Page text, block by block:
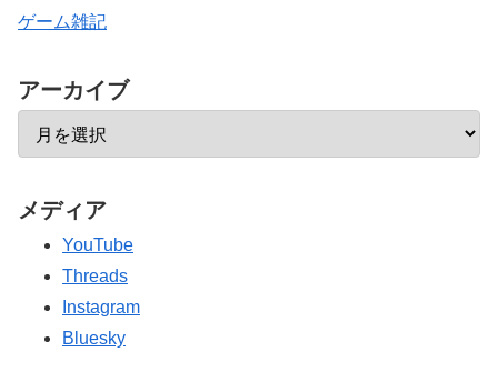
ゲーム雑記
アーカイブ
メディア
YouTube
Threads
Instagram
Bluesky